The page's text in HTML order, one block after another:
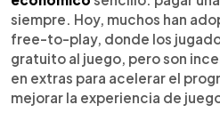
siempre. Hoy, muchos han
free-to-play, donde los
gratuito al juego, pero son
en extras para acelerar el
mejorar la experiencia de